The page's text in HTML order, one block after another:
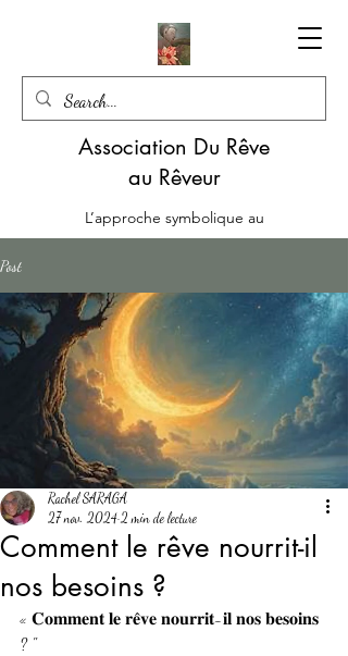
Association Du Rêve
au Rêveur
L’approche symbolique au
06.85.22.51.57
Le Livre en version papier : Les Emotions en Médiation - Alchimie du Lien de Rachel SARAGA
Post
Comment le rêve nourrit-il
nos besoins ?
Rachel SARAGA
27 nov. 2024 2 min de lecture
« 𝐂𝐨𝐦𝐦𝐞𝐧𝐭 𝐥𝐞 𝐫𝐞̂𝐯𝐞 𝐧𝐨𝐮𝐫𝐫𝐢𝐭-𝐢𝐥 𝐧𝐨𝐬 𝐛𝐞𝐬𝐨𝐢𝐧𝐬
? "